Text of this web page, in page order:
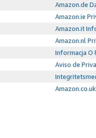
Amazon.de
Amazon.ie
Amazon.it
Amazon.nl
Informacja O
Aviso de